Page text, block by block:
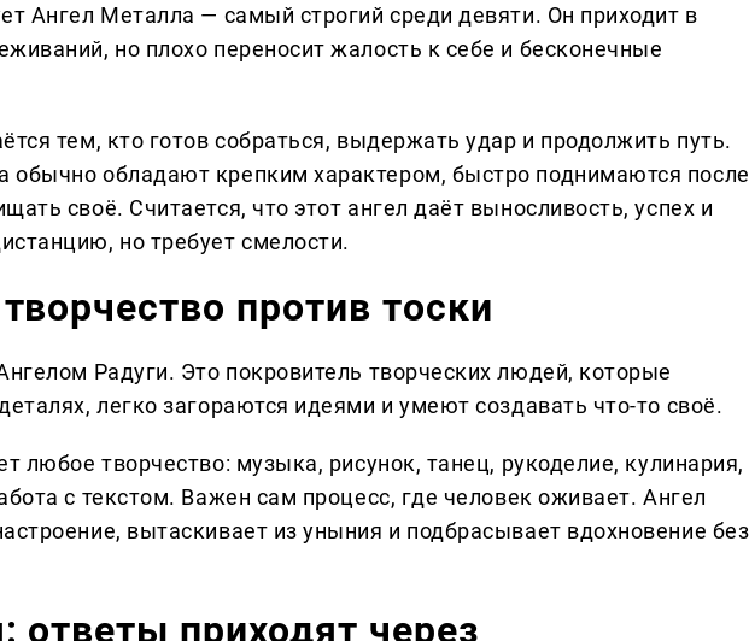
Ангел Металла — самый строгий среди девяти. Он приходит в
но плохо переносит жалость к себе и бесконечные
тем, кто готов собраться, выдержать удар и продолжить путь.
обычно обладают крепким характером, быстро поднимаются после
своё. Считается, что этот ангел даёт выносливость, успех и
но требует смелости.
против тоски
Радуги. Это покровитель творческих людей, которые
легко загораются идеями и умеют создавать что-то своё.
любое творчество: музыка, рисунок, танец, рукоделие, кулинария,
с текстом. Важен сам процесс, где человек оживает. Ангел
вытаскивает из уныния и подбрасывает вдохновение без
ответы приходят через